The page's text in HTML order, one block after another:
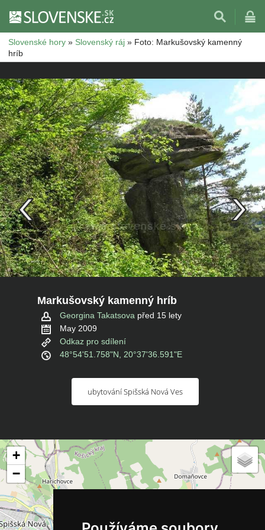
Slovenské hory » Slovenský ráj » Foto: Markušovský kamenný
hríb
Markušovský kamenný hríb
Georgina Takatsova před 15 lety
May 2009
Odkaz pro sdílení
48°54'51.758"N, 20°37'36.591"E
ubytování Spišská Nová Ves
+
−